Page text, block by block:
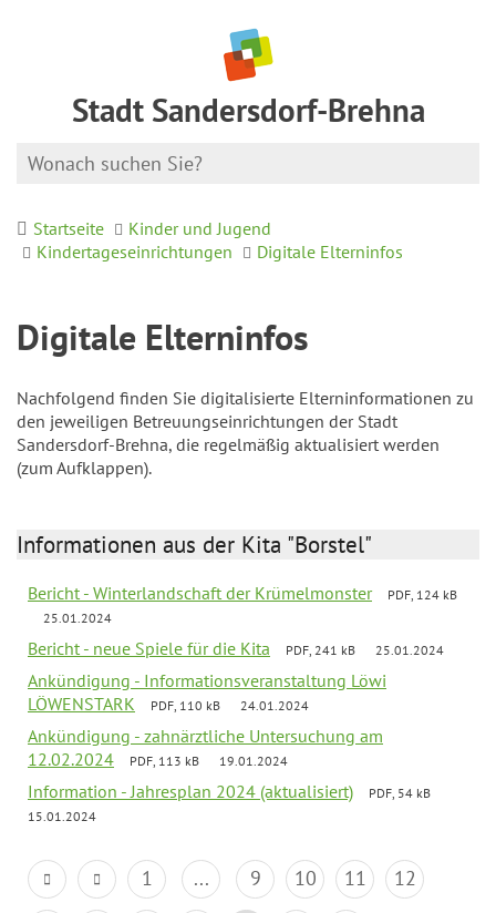
Stadt Sandersdorf-Brehna
Startseite
Kinder und Jugend
Kindertageseinrichtungen
Digitale Elterninfos
Digitale Elterninfos
Nachfolgend finden Sie digitalisierte Elterninformationen zu
den jeweiligen Betreuungseinrichtungen der Stadt
Sandersdorf-Brehna, die regelmäßig aktualisiert werden
(zum Aufklappen).
Informationen aus der Kita "Borstel"
Bericht - Winterlandschaft der Krümelmonster
PDF, 124 kB
25.01.2024
Bericht - neue Spiele für die Kita PDF, 241 kB 25.01.2024
Ankündigung - Informationsveranstaltung Löwi
LÖWENSTARK
PDF, 110 kB 24.01.2024
Ankündigung - zahnärztliche Untersuchung am
12.02.2024
PDF, 113 kB 19.01.2024
Information - Jahresplan 2024 (aktualisiert)
PDF, 54 kB
15.01.2024
1 ... 9 10 11
12